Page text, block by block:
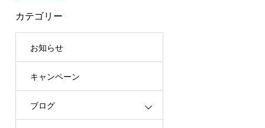
カテゴリー
お知らせ
キャンペーン
ブログ